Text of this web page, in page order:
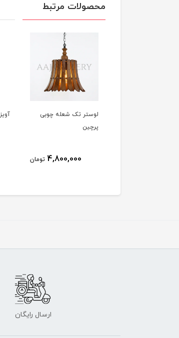
محصولات مرتبط
لوستر تک شعله چوبی
پرچین
4,800,000 تومان
ارسال رایگان